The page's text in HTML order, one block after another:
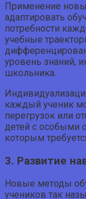
Применение
адаптировать
потребности
учебные
уровень знаний,
школьника.
каждый ученик
перегрузок или
детей с особыми
которым
3. Развитие
Новые методы
учеников так